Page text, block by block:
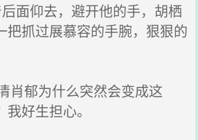
面仰去，避开他的手，胡栖
把抓过展慕容的手腕，狠狠的
肖郁为什么突然会变成这
好生担心。